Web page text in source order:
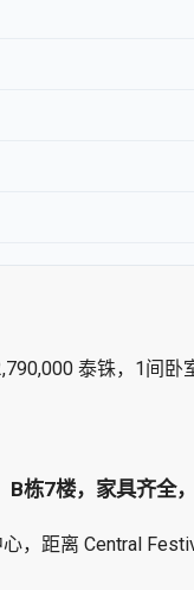
泰铢，1间
栋7楼，家具齐全，
，距离 Central